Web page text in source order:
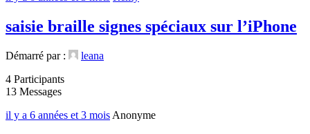
saisie braille signes spéciaux sur l’iPhone
Démarré par :
leana
4 Participants
13 Messages
il y a 6 années et 3 mois Anonyme